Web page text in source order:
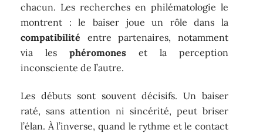
chacun. Les recherches en philématologie le
montrent : le baiser joue un rôle dans la
compatibilité entre partenaires, notamment
via lesphéromones et la perception
inconsciente de l’autre.
Les débuts sont souvent décisifs. Un baiser
raté, sans attention ni sincérité, peut briser
l’élan. À l’inverse, quand le rythme et le contact